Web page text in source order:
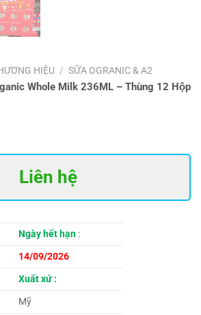
HIỆU / SỮA OGRANIC & A2
Whole Milk 236ML – Thùng 12 Hộp
Liên hệ
Ngày hết hạn :
14/09/2026
Xuất xứ :
Mỹ